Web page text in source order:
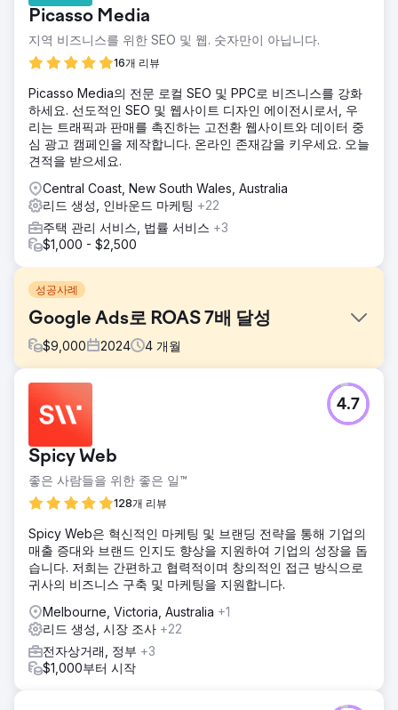
Picasso Media
지역 비즈니스를 위한 SEO 및 웹. 숫자만이 아닙니다.
16개 리뷰
Picasso Media의 전문 로컬 SEO 및 PPC로 비즈니스를 강화
하세요. 선도적인 SEO 및 웹사이트 디자인 에이전시로서, 우
리는 트래픽과 판매를 촉진하는 고전환 웹사이트와 데이터 중
심 광고 캠페인을 제작합니다. 온라인 존재감을 키우세요. 오늘
견적을 받으세요.
Central Coast, New South Wales, Australia
리드 생성, 인바운드 마케팅 +22
주택 관리 서비스, 법률 서비스 +3
$1,000 - $2,500
성공사례
Google Ads로 ROAS 7배 달성
$9,000 2024 4 개월
한 부티크 패션 소매업체가 유료 광고를 내부적으로 시작했지
만 낮은 전환율과 수익성 없는 지출로 어려움을 겪고 있었습니
다. 제품 피드가 제대로 구성되지 않았고, 캠페인은 고객층이
나 제품 카테고리별로 세분화되지 않았습니다.
솔루션
Google Ads 계정을 완전히 새롭게 구축했습니다. 새로운 실
현했습니다. 또한 피드의 제품 제목과 설명을 최적화하고, 전
환 추적을 개선하기 위해 GA4를 연동했습니다.
결과
니다. 유료 검색을 통한 월 매출은 280% 증가했고, 고객 유치
비용은 절반으로 줄었습니다. 전체 구매의 30% 이상이 광고를
통해 브랜드를 발견한 신규 고객으로부터 발생했습니다.
Spicy Web
좋은 사람들을 위한 좋은 일™
128개 리뷰
4.7
Spicy Web은 혁신적인 마케팅 및 브랜딩 전략을 통해 기업의
매출 증대와 브랜드 인지도 향상을 지원하여 기업의 성장을 돕
습니다. 저희는 간편하고 협력적이며 창의적인 접근 방식으로
귀사의 비즈니스 구축 및 마케팅을 지원합니다.
Melbourne, Victoria, Australia +1
리드 생성, 시장 조사 +22
전자상거래, 정부 +3
$1,000부터 시작